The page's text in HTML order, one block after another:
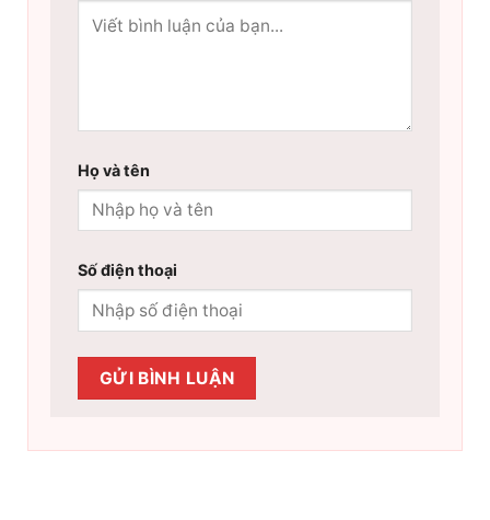
Họ và tên
Số điện thoại